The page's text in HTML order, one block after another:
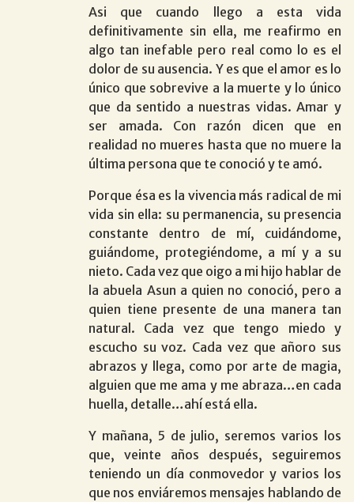
Asi que cuando llego a esta vida
definitivamente sin ella, me reafirmo en
algo tan inefable pero real como lo es el
dolor de su ausencia. Y es que el amor es lo
único que sobrevive a la muerte y lo único
que da sentido a nuestras vidas. Amar y
ser amada. Con razón dicen que en
realidad no mueres hasta que no muere la
última persona que te conoció y te amó.
Porque ésa es la vivencia más radical de mi
vida sin ella: su permanencia, su presencia
constante dentro de mí, cuidándome,
guiándome, protegiéndome, a mí y a su
nieto. Cada vez que oigo a mi hijo hablar de
la abuela Asun a quien no conoció, pero a
quien tiene presente de una manera tan
natural. Cada vez que tengo miedo y
escucho su voz. Cada vez que añoro sus
abrazos y llega, como por arte de magia,
alguien que me ama y me abraza…en cada
huella, detalle…ahí está ella.
Y mañana, 5 de julio, seremos varios los
que, veinte años después, seguiremos
teniendo un día conmovedor y varios los
que nos enviáremos mensajes hablando de